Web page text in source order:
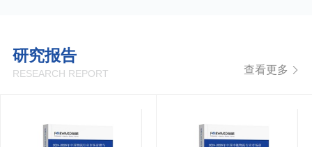
研究报告
RESEARCH REPORT 查看更多